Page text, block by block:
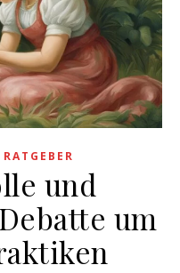
RATGEBER
und
um